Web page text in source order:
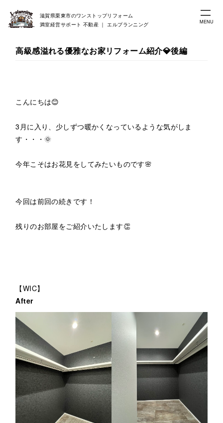
MENU
滋賀県栗東市のワンストップリフォーム
満室経営サポート 不動産 ｜ エルプランニング
高級感溢れる優雅なお家リフォーム紹介💎後編
こんにちは😊
3月に入り、少しずつ暖かくなっているような気がしま
す・・・🌞
今年こそはお花見をしてみたいものです🌸
今回は前回の続きです！
残りのお部屋をご紹介いたします👏
【WIC】
After